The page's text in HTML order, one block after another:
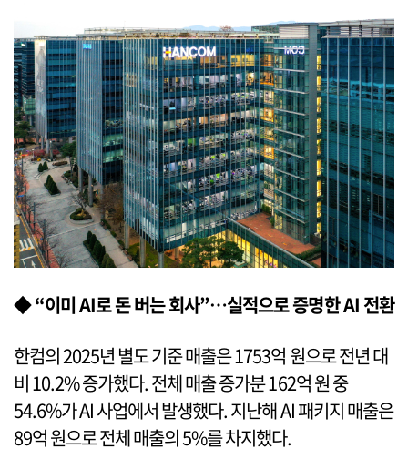
◆ “이미 AI로 돈 버는 회사”…실적으로 증명한 AI 전환
한컴의 2025년 별도 기준 매출은 1753억 원으로 전년 대
비 10.2% 증가했다. 전체 매출 증가분 162억 원 중
54.6%가 AI 사업에서 발생했다. 지난해 AI 패키지 매출은
89억 원으로 전체 매출의 5%를 차지했다.